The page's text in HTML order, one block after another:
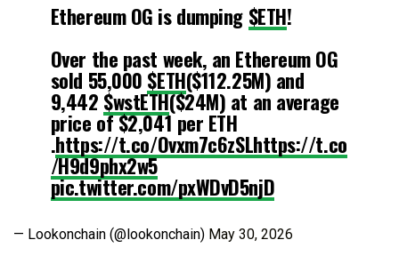
Ethereum OG is dumping $ETH!
Over the past week, an Ethereum OG
sold 55,000 $ETH($112.25M) and
9,442 $wstETH($24M) at an average
price of $2,041 per ETH
.https://t.co/Ovxm7c6zSLhttps://t.co
/H9d9phx2w5
pic.twitter.com/pxWDvD5njD
— Lookonchain (@lookonchain) May 30, 2026